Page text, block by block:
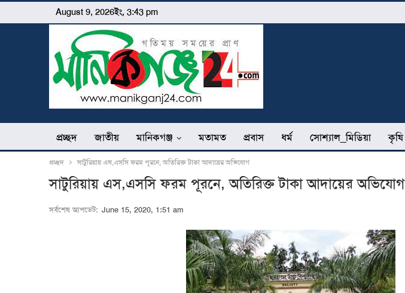
August 9, 2026ইং, 3:43 pm
প্রচ্ছদ জাতীয় মানিকগঞ্জ মতামত প্রবাস ধর্ম সোশ্যাল_মিডিয়া কৃষি
প্রচ্ছদ সাটুরিয়ায় এস,এসসি ফরম পূরনে, অতিরিক্ত টাকা আদায়ের অভিযোগ
সাটুরিয়ায় এস,এসসি ফরম পূরনে, অতিরিক্ত টাকা আদায়ের অভিযোগ
সর্বশেষ আপডেট: June 15, 2020, 1:51 am